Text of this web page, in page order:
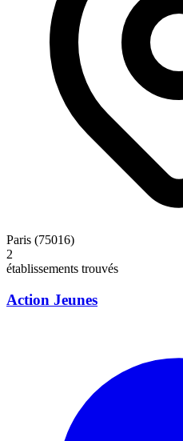
Paris (75016)
2
établissements trouvés
Action Jeunes